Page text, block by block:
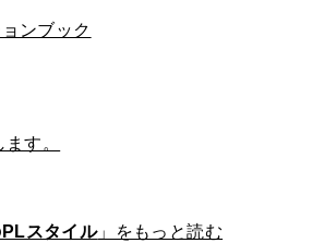
ンブック
す。
スタイル」をもっと読む